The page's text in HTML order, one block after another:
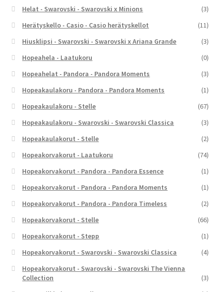
Helat - Swarovski - Swarovski x Minions
(3)
Herätyskello - Casio - Casio herätyskellot
(11)
Hiusklipsi - Swarovski - Swarovski x Ariana Grande
(3)
Hopeahela - Laatukoru
(0)
Hopeahelat - Pandora - Pandora Moments
(3)
Hopeakaulakoru - Pandora - Pandora Moments
(1)
Hopeakaulakoru - Stelle
(67)
Hopeakaulakoru - Swarovski - Swarovski Classica
(3)
Hopeakaulakorut - Stelle
(2)
Hopeakorvakorut - Laatukoru
(74)
Hopeakorvakorut - Pandora - Pandora Essence
(1)
Hopeakorvakorut - Pandora - Pandora Moments
(1)
Hopeakorvakorut - Pandora - Pandora Timeless
(2)
Hopeakorvakorut - Stelle
(66)
Hopeakorvakorut - Stepp
(1)
Hopeakorvakorut - Swarovski - Swarovski Classica
(4)
Hopeakorvakorut - Swarovski - Swarovski The Vienna
Collection
(3)